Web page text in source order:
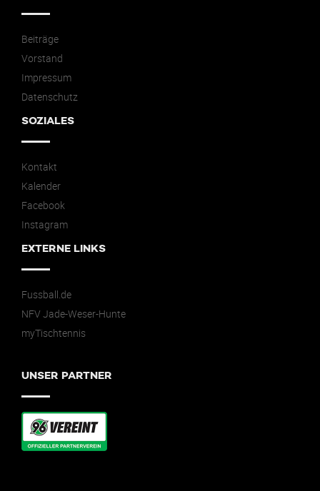
Beiträge
Vorstand
Impressum
Datenschutz
SOZIALES
Kontakt
Kalender
Facebook
Instagram
EXTERNE LINKS
Fussball.de
NFV Jade-Weser-Hunte
myTischtennis
UNSER PARTNER